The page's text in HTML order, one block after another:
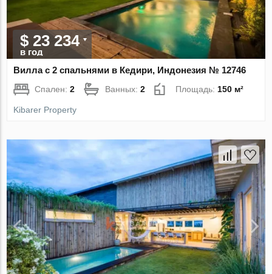
$ 23 234
в год
Вилла с 2 спальнями в Кедири, Индонезия № 12746
Спален:2 Ванных:2 Площадь: 150 м²
Kibarer Property